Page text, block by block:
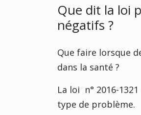
Que dit la loi
négatifs ?
Que faire lorsque
dans la santé ?
La loi n° 2016-
type de problème.